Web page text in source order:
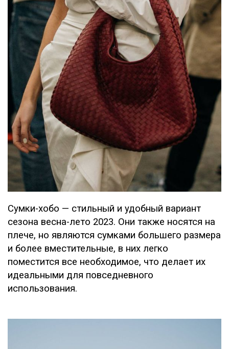
Сумки-хобо — стильный и удобный вариант
сезона весна-лето 2023. Они также носятся на
плече, но являются сумками большего размера
и более вместительные, в них легко
поместится все необходимое, что делает их
идеальными для повседневного
использования.